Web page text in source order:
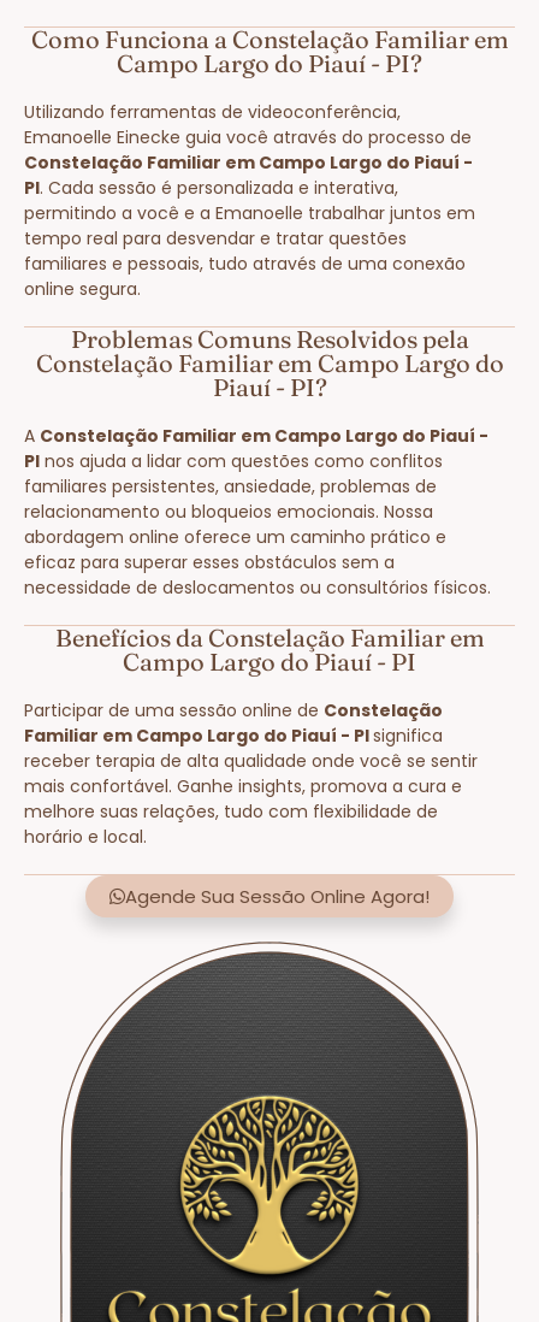
Como Funciona a Constelação Familiar em
Campo Largo do Piauí - PI?
Utilizando ferramentas de videoconferência,
Emanoelle Einecke guia você através do processo de
Constelação Familiar em Campo Largo do Piauí -
PI. Cada sessão é personalizada e interativa,
permitindo a você e a Emanoelle trabalhar juntos em
tempo real para desvendar e tratar questões
familiares e pessoais, tudo através de uma conexão
online segura.
Problemas Comuns Resolvidos pela
Constelação Familiar em Campo Largo do
Piauí - PI?
A Constelação Familiar em Campo Largo do Piauí -
PI nos ajuda a lidar com questões como conflitos
familiares persistentes, ansiedade, problemas de
relacionamento ou bloqueios emocionais. Nossa
abordagem online oferece um caminho prático e
eficaz para superar esses obstáculos sem a
necessidade de deslocamentos ou consultórios físicos.
Benefícios da Constelação Familiar em
Campo Largo do Piauí - PI
Participar de uma sessão online de Constelação
Familiar em Campo Largo do Piauí - PIsignifica
receber terapia de alta qualidade onde você se sentir
mais confortável. Ganhe insights, promova a cura e
melhore suas relações, tudo com flexibilidade de
horário e local.
Agende Sua Sessão Online Agora!